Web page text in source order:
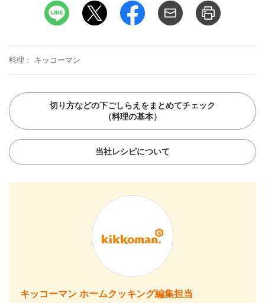
料理 キッコーマン
切り方などの下ごしらえをまとめてチェック
（料理の基本）
当社レシピについて
キッコーマン ホームクッキング編集担当